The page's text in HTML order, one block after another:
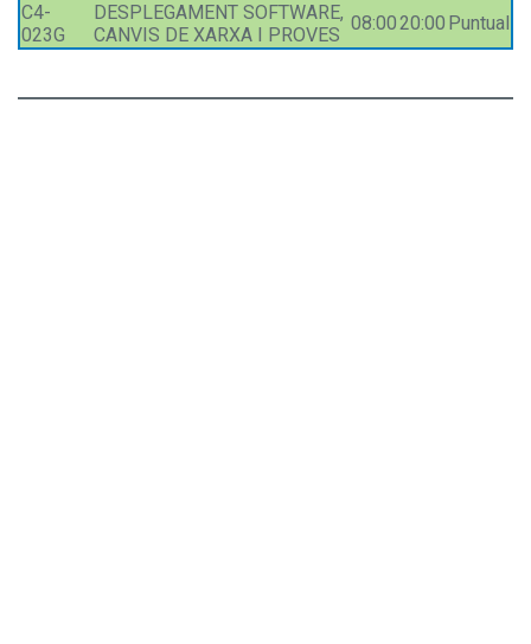
C4-
023G
DESPLEGAMENT SOFTWARE,
CANVIS DE XARXA I PROVES
08:0020:00 Puntual